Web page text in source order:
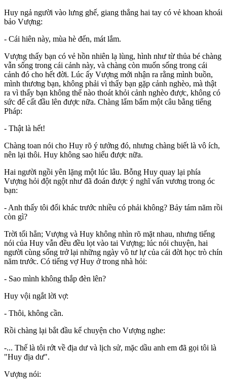
Huy ngả người vào lưng ghế, giang thẳng hai tay có vẻ khoan khoái
bảo Vượng:
- Cái hiên này, mùa hè đến, mát lắm.
Vượng thấy bạn có vẻ hồn nhiên lạ lùng, hình như từ thủa bé chàng
vẫn sống trong cái cảnh này, và chàng còn muốn sống trong cái
cảnh đó cho hết đời. Lúc ấy Vượng mới nhận ra rằng mình buồn,
mình thương bạn, không phải vì thấy bạn gặp cảnh nghèo, mà thật
ra vì thấy bạn không thể nào thoát khỏi cảnh nghèo được, không có
sức để cất đầu lên được nữa. Chàng lẩm bẩm một câu bằng tiếng
Pháp:
- Thật là hết!
Chàng toan nói cho Huy rõ ý tưởng đó, nhưng chàng biết là vô ích,
nên lại thôi. Huy không sao hiểu được nữa.
Hai người ngồi yên lặng một lúc lâu. Bỗng Huy quay lại phía
Vượng hỏi đột ngột như đã đoán được ý nghĩ vấn vương trong óc
bạn:
- Anh thấy tôi đổi khác trước nhiều có phải không? Bảy tám năm rồi
còn gì?
Trời tối hẳn; Vượng và Huy không nhìn rõ mặt nhau, nhưng tiếng
nói của Huy vẫn đều đều lọt vào tai Vượng; lúc nói chuyện, hai
người cùng sống trở lại những ngày vô tư lự của cái đời học trò chín
năm trước. Có tiếng vợ Huy ở trong nhà hỏi:
- Sao mình không thắp đèn lên?
Huy vội ngắt lời vợ:
- Thôi, không cần.
Rồi chàng lại bắt đầu kể chuyện cho Vượng nghe:
-... Thế là tôi rớt về địa dư và lịch sử, mặc dầu anh em đã gọi tôi là
"Huy địa dư".
Vượng nói: